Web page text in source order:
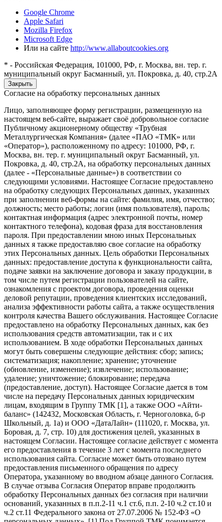
Google Chrome
Apple Safari
Mozilla Firefox
Microsoft Edge
Или на сайте http://www.allaboutcookies.org
* - Российская Федерация, 101000, РФ, г. Москва, вн. тер. г.
муниципальный округ Басманный, ул. Покровка, д. 40, стр.2А
Закрыть
Согласие на обработку персональных данных
Лицо, заполняющее форму регистрации, размещенную на
настоящем веб-сайте, выражает своё добровольное согласие
Публичному акционерному обществу «Трубная
Металлургическая Компания» (далее «ПАО «ТМК» или
«Оператор»), расположенному по адресу: 101000, РФ, г.
Москва, вн. тер. г. муниципальный округ Басманный, ул.
Покровка, д. 40, стр.2А, на обработку персональных данных
(далее - «Персональные данные») в соответствии со
следующими условиями. Настоящее Согласие предоставлено
на обработку следующих Персональных данных, указанных
при заполнении веб-формы на сайте: фамилия, имя, отчество;
должность; место работы; логин (имя пользователя), пароль;
контактная информация (адрес электронной почты, номер
контактного телефона), кодовая фраза для восстановления
пароля. При предоставлении мною иных Персональных
данных я также предоставляю свое согласие на обработку
этих Персональных данных. Цель обработки Персональных
данных: предоставление доступа к функциональности сайта,
подаче заявки на заключение договора и заказу продукции, в
том числе путем регистрации пользователей на сайте,
ознакомления с проектом договора, проведения оценки
деловой репутации, проведения клиентских исследований,
анализа эффективности работы сайта, а также осуществления
контроля качества Вашего обслуживания. Настоящее Согласие
предоставлено на обработку Персональных данных, как без
использования средств автоматизации, так и с их
использованием. В ходе обработки Персональных данных
могут быть совершены следующие действия: сбор; запись;
систематизация; накопление; хранение; уточнение
(обновление, изменение); извлечение; использование;
удаление; уничтожение; блокирование; передача
(предоставление, доступ). Настоящее Согласие дается в том
числе на передачу Персональных данных юридическим
лицам, входящим в Группу ТМК [1], а также ООО «Айти-
баланс» (142432, Московская Область, г. Черноголовка, б-р
Школьный, д. 1а) и ООО «ДатаЛайн» (111020, г. Москва, ул.
Боровая, д. 7, стр. 10) для достижения целей, указанных в
настоящем Согласии. Настоящее согласие действует с момента
его предоставления в течение 3 лет с момента последнего
использования сайта. Согласие может быть отозвано путем
предоставления письменного обращения по адресу
Оператора, указанному во вводном абзаце данного Согласия.
В случае отзыва Согласия Оператор вправе продолжить
обработку Персональных данных без согласия при наличии
оснований, указанных в п.п.2-11 ч.1 ст.6, п.п. 2-10 ч.2 ст.10 и
ч.2 ст.11 Федерального закона от 27.07.2006 № 152-ФЗ «О